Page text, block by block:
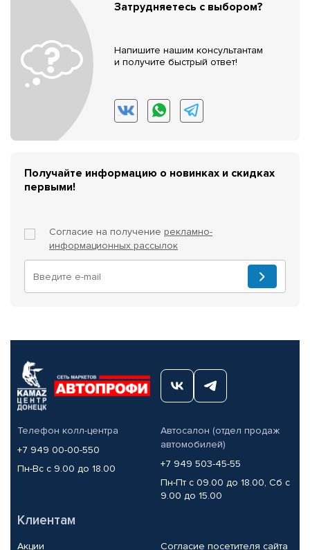
Затрудняетесь с выбором?
Напишите нашим консультантам
и получите быстрый ответ!
Получайте информацию о новинках и скидках
первыми!
Согласие на получение рекламно-
информационных рассылок
Телефон колл-центра
+7 949 00-00-550
Пн-Вс с 9.00 до 18.00
Автосалон (отдел продаж
автомобилей)
+7 949 503-45-55
Пн-Пт с 09.00 до 18.00, Сб с
9.00 до 15.00
Клиентам
Акции Согласие посетителя сайта